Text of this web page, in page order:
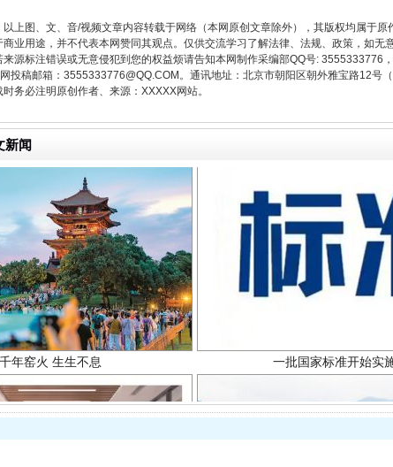
以上图、文、音/视频文章内容转载于网络（本网原创文章除外），其版权均属于
商业用途，并不代表本网赞同其观点。仅供交流学习了解法律、法规、政策，如
来源标注错误或无意侵犯到您的权益烦请告知本网制作采编部QQ号:
投稿邮箱：3555333776@QQ.COM。通讯地址：北京市朝阳区朝外雅宝路12号
务必注明原创作者、来源：XXXXX网站。
新闻
“牛蛙产品抗生素超标问题” 法徽映军营 权益有保
千年窑火 生生不息 一批国家标准开始实施